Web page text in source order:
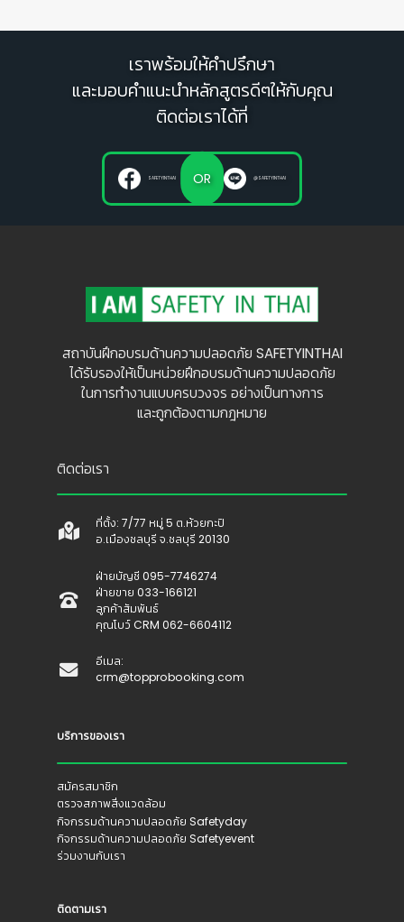
เราพร้อมให้คำปรึกษา
และมอบคำแนะนำหลักสูตรดีๆให้กับคุณ
ติดต่อเราได้ที่
SAFETYINTHAI OR @SAFETYINTHAI
สถาบันฝึกอบรมด้านความปลอดภัย SAFETYINTHAI
ได้รับรองให้เป็นหน่วยฝึกอบรมด้านความปลอดภัย
ในการทำงานแบบครบวงจร อย่างเป็นทางการ
และถูกต้องตามกฎหมาย
ติดต่อเรา
ที่ตั้ง: 7/77 หมู่ 5 ต.ห้วยกะปิ
อ.เมืองชลบุรี จ.ชลบุรี 20130
ฝ่ายบัญชี 095-7746274
ฝ่ายขาย 033-166121
ลูกค้าสัมพันธ์
คุณโบว์ CRM 062-6604112
อีเมล:
crm@topprobooking.com
บริการของเรา
สมัครสมาชิก
ตรวจสภาพสิ่งแวดล้อม
กิจกรรมด้านความปลอดภัย Safetyday
กิจกรรมด้านความปลอดภัย Safetyevent
ร่วมงานกับเรา
ติดตามเรา